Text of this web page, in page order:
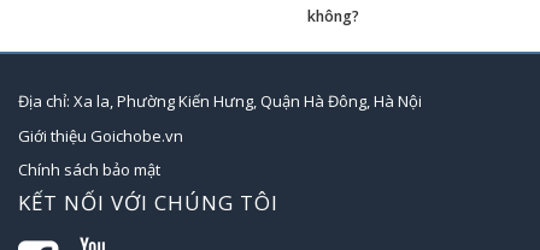
không?
Địa chỉ: Xa la, Phường Kiến Hưng, Quận Hà Đông, Hà Nội
Giới thiệu Goichobe.vn
Chính sách bảo mật
KẾT NỐI VỚI CHÚNG TÔI